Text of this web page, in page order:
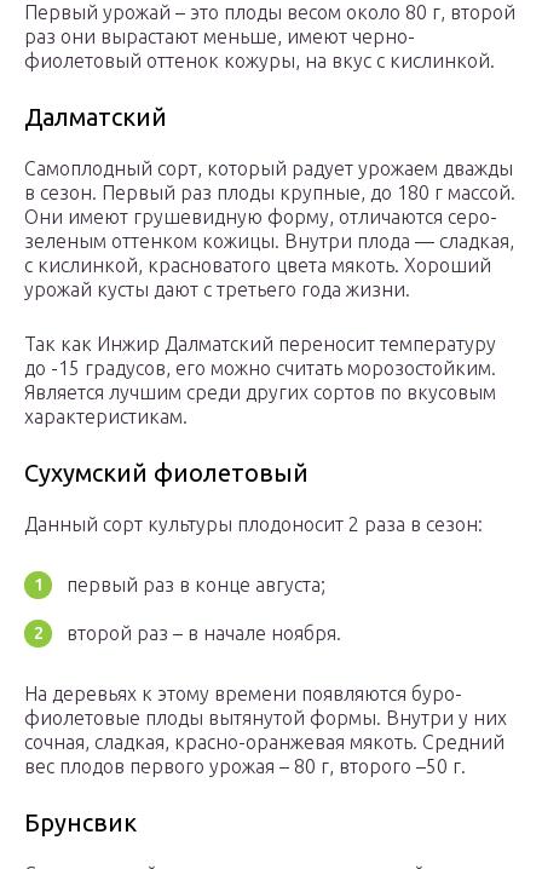
Первый урожай – это плоды весом около 80 г, второй
раз они вырастают меньше, имеют черно-
фиолетовый оттенок кожуры, на вкус с кислинкой.
Далматский
Самоплодный сорт, который радует урожаем дважды
в сезон. Первый раз плоды крупные, до 180 г массой.
Они имеют грушевидную форму, отличаются серо-
зеленым оттенком кожицы. Внутри плода — сладкая,
с кислинкой, красноватого цвета мякоть. Хороший
урожай кусты дают с третьего года жизни.
Так как Инжир Далматский переносит температуру
до -15 градусов, его можно считать морозостойким.
Является лучшим среди других сортов по вкусовым
характеристикам.
Сухумский фиолетовый
Данный сорт культуры плодоносит 2 раза в сезон:
первый раз в конце августа;
второй раз – в начале ноября.
На деревьях к этому времени появляются буро-
фиолетовые плоды вытянутой формы. Внутри у них
сочная, сладкая, красно-оранжевая мякоть. Средний
вес плодов первого урожая – 80 г, второго –50 г.
Брунсвик